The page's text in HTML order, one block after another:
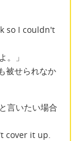
so I couldn't
。」
被せられなか
言いたい場合
cover it up.